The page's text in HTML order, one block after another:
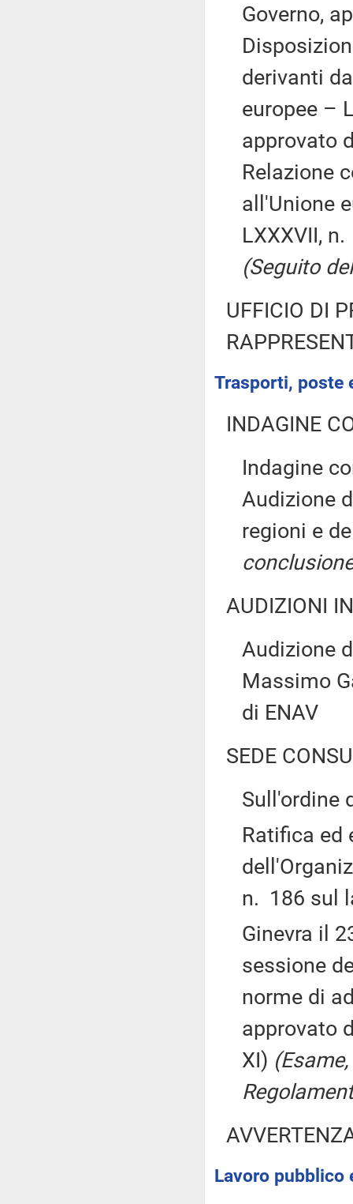
Governo,
derivanti
europee –
approvato
Relazione
all'Unione
LXXXVII,
(Seguito
UFFICIO DI
Trasporti, poste
INDAGINE
Indagine
Audizione
regioni e
AUDIZIONI
Audizione
Massimo
di ENAV
SEDE
Sull'ordine
Ratifica ed
n. 186 sul
Ginevra il
sessione
norme di
approvato
XI)
Lavoro pubblico